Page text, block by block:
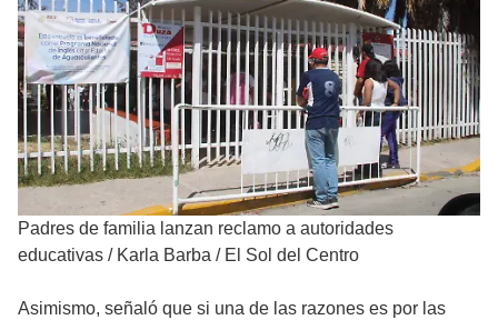
Padres de familia lanzan reclamo a autoridades
educativas / Karla Barba / El Sol del Centro
Asimismo, señaló que si una de las razones es por las